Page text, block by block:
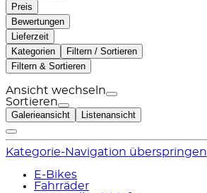
Preis
Bewertungen
Lieferzeit
Kategorien
Filtern / Sortieren
Filtern & Sortieren
Ansicht wechseln
Sortieren
Galerieansicht Listenansicht
Kategorie-Navigation überspringen
E-Bikes
Fahrräder